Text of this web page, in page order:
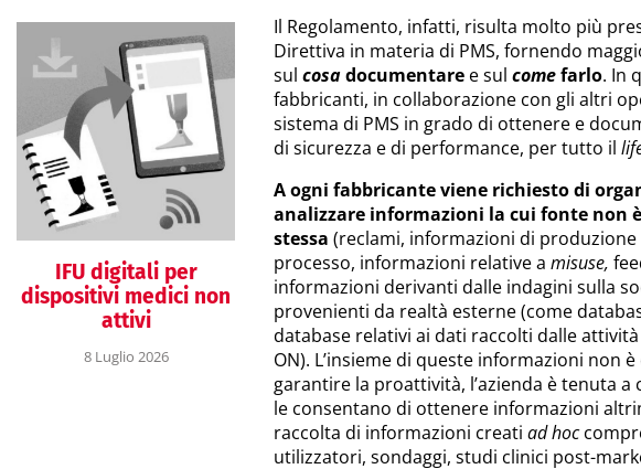
IFU digitali per
dispositivi medici non
attivi
8 Luglio 2026
Il Regolamento, infatti, risulta molto più
Direttiva in materia di PMS, fornendo
sul cosadocumentare e sul comefarlo. In
fabbricanti, in collaborazione con gli altri
sistema di PMS in grado di ottenere e
di sicurezza e di performance, per tutto il
A ogni fabbricante viene richiesto di
analizzare informazioni la cui fonte non
stessa (reclami, informazioni di
processo, informazioni relative a misuse,
informazioni derivanti dalle indagini sulla
provenienti da realtà esterne (come
database relativi ai dati raccolti dalle
ON). L’insieme di queste informazioni non
garantire la proattività, l’azienda è tenuta
le consentano di ottenere informazioni
raccolta di informazioni creati ad hoc
utilizzatori, sondaggi, studi clinici post-